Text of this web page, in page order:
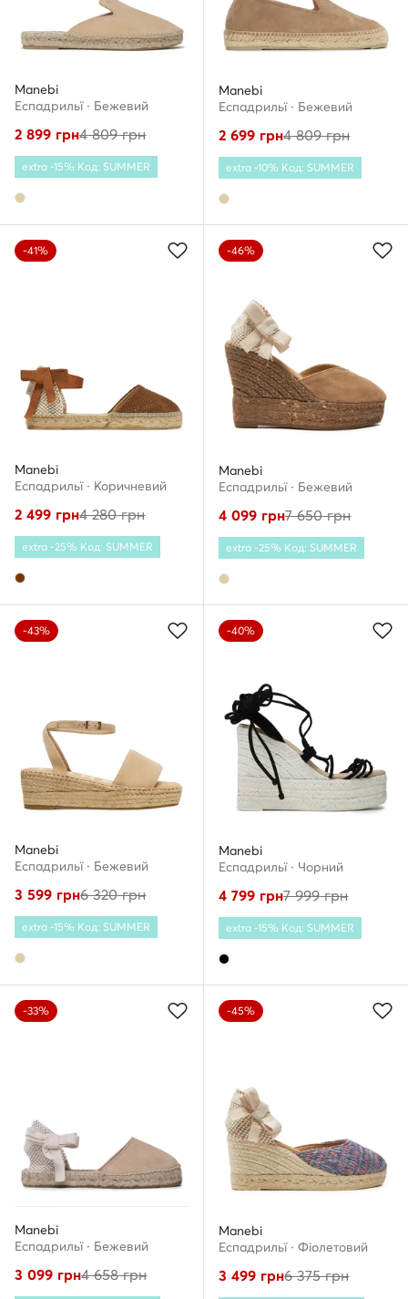
Manebi
Еспадрильї · Бежевий
2 899 грн4 809грн
extra -15% Код: SUMMER
Manebi
Еспадрильї · Бежевий
2 699 грн4 809грн
extra -10% Код: SUMMER
-41%
Manebi
Еспадрильї · Коричневий
2 499 грн4 280грн
extra -25% Код: SUMMER
-46%
Manebi
Еспадрильї · Бежевий
4 099 грн7 650грн
extra -25% Код: SUMMER
-43%
Manebi
Еспадрильї · Бежевий
3 599 грн6 320грн
extra -15% Код: SUMMER
-40%
Manebi
Еспадрильї · Чорний
4 799 грн7 999грн
extra -15% Код: SUMMER
-33%
Manebi
Еспадрильї · Бежевий
3 099 грн4 658грн
-45%
Manebi
Еспадрильї · Фіолетовий
3 499 грн6 375грн